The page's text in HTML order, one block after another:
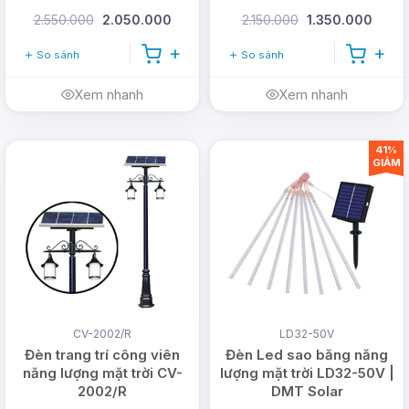
Miễn phí vận chuyển
cho đơn hàng từ một
triệu (1.000.000vnđ)
DMT Solar.
chất lượng và đúng giá.
Giảm ngay 50.000đ
khi mua hàng trực tiếp tại
DMT solar.
>>> Xem thêm các mẫu:
Đèn ốp tường năng
lượng mặt trời
Liên hệ ngay DMT Solar để
được hỗ trợ tốt nhất
2.550.000 2.050.000
So sánh
Xem nhanh
2.150.000 1.350.000
So sánh
Xem nhanh
CV-2002/R
Đèn trang trí công viên
năng lượng mặt trời CV-
2002/R
LD32-50V
Đèn Led sao băng năng
lượng mặt trời LD32-50V |
DMT Solar
41%
GIẢM